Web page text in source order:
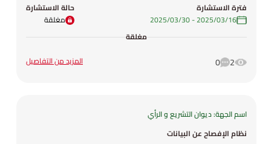
محاكم البداية بالمحكمة بدلا من اقتصارها على مايدخل اختصاص محاكم
البداية لمحافظة العاصمة، وذلك في ضوء تضمنته الاستراتيجية من اهداف
وتوجهات وسياسات لتطوير العدالة التجارية، فقد تم وضع مشروع القانون
المعدل.
فترة الاستشارة
16‏/03‏/2025
-
30‏/03‏/2025
حالة الاستشارة
مغلقة
مغلقة
2
0 المزيد من التفاصيل
اسم الجهة: ديوان التشريع و الرأي
نظام الإفصاح عن البيانات